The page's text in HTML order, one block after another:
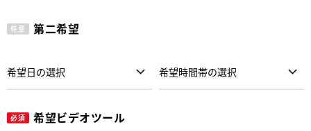
任意 第二希望
必須 希望ビデオツール